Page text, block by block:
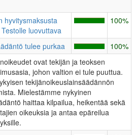
hyvitysmaksusta
luovuttava
100%
tulee purkaa
100%
ovat tekijän ja teoksen
johon valtion ei tule puuttua.
tekijänoikeuslainsäädännön
Mielestämme nykyinen
haittaa kilpailua, heikentää sekä
oikeuksia ja antaa epäreilua